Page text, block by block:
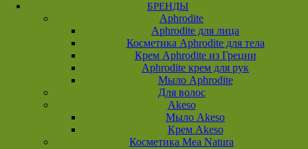
БРЕНДЫ
Aphrodite
Aphrodite для лица
Косметика Aphrodite для тела
Крем Aphrodite из Греции
Aphrodite крем для рук
Мыло Aphrodite
Для волос
Akeso
Мыло Akeso
Крем Akeso
Косметика Mea Natura